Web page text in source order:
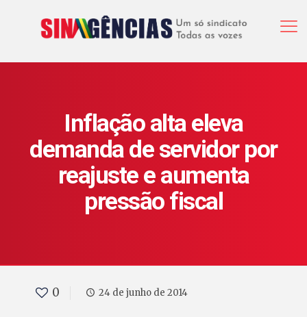
Inflação alta eleva
demanda de servidor por
reajuste e aumenta
pressão fiscal
0 24 de junho de 2014